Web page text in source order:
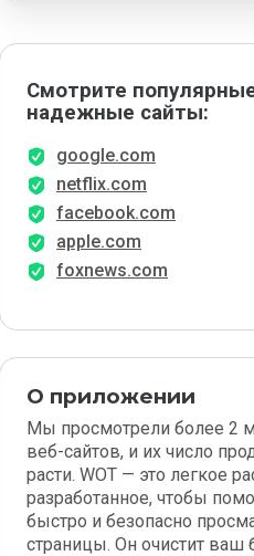
Смотрите
надежные сайты:
google.com
netflix.com
facebook.com
apple.com
foxnews.com
О приложении
Мы просмотрели более 2
веб-сайтов, и их число
расти. WOT — это легкое
разработанное, чтобы
быстро и безопасно
страницы. Он очистит ваш